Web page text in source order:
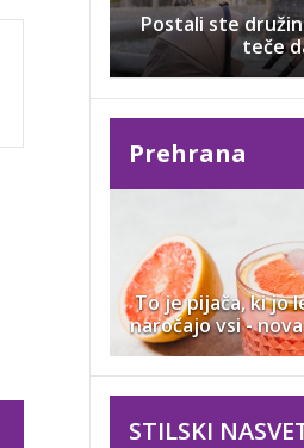
Postali ste
teče
Prehrana
To je pijača, ki jo
naročajo vsi -
STILSKI